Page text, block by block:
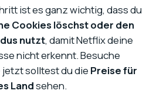
ist es ganz wichtig, dass du
Cookies löschst oder den
nutzt, damit Netflix deine
nicht erkennt. Besuche
jetzt solltest du die Preise für
Landsehen.